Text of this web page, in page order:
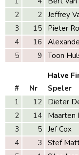
2
2 Jeffrey
3
15 Pieter
4
16
5
9 Toon
Halve
#
Nr Speler
1
12 Dieter
2
14 Maarten
3
5 Jef Cox
4
3 Stef